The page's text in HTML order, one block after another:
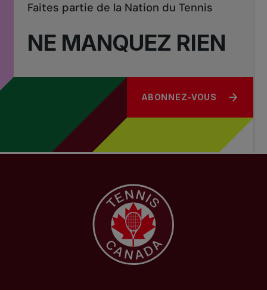
NE MANQUEZ RIEN
Faites partie de la Nation du Tennis
ABONNEZ-VOUS